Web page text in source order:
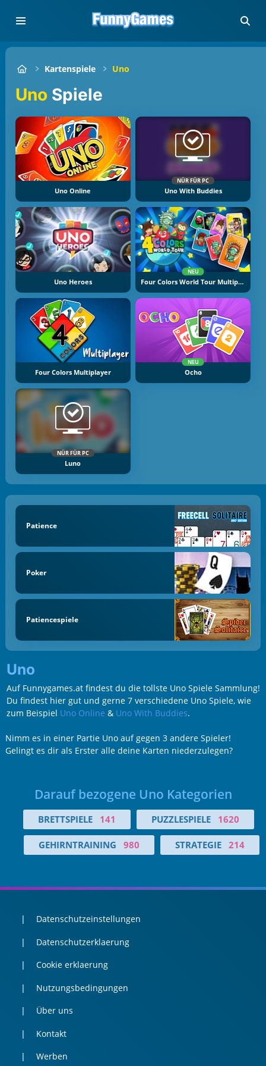
Kartenspiele Uno
Uno Spiele
Uno Online
NÜR FÜR PC
Uno With Buddies
Uno Heroes
NEU
Four Colors World Tour Multiplayer
Four Colors Multiplayer
NEU
Ocho
NÜR FÜR PC
Luno
Patience
Poker
Patiencespiele
Uno
Auf Funnygames.at findest du die tollste Uno Spiele Sammlung!
Du findest hier gut und gerne 7 verschiedene Uno Spiele, wie
zum Beispiel Uno Online & Uno With Buddies.
Nimm es in einer Partie Uno auf gegen 3 andere Spieler!
Gelingt es dir als Erster alle deine Karten niederzulegen?
Darauf bezogene Uno Kategorien
BRETTSPIELE 141 PUZZLESPIELE 1620
GEHIRNTRAINING 980 STRATEGIE 214
Datenschutzeinstellungen
Datenschutzerklaerung
Cookie erklaerung
Nutzungsbedingungen
Über uns
Kontakt
Werben